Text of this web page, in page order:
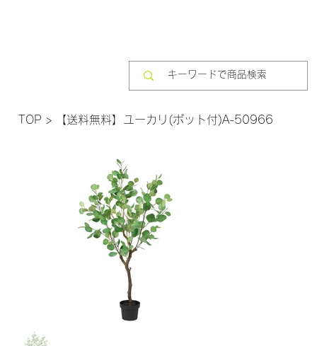
TOP > 【送料無料】ユーカリ(ポット付)A-50966